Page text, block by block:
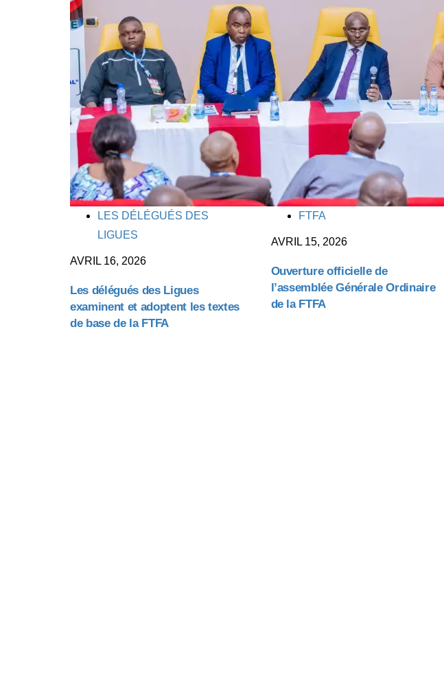
TAGSLES DÉLÉGUÉS DES
LIGUES
AVRIL 16, 2026
Les délégués des Ligues
examinent et adoptent les textes
de base de la FTFA
TAGSFTFA
AVRIL 15, 2026
Ouverture officielle de
l’assemblée Générale Ordinaire
de la FTFA